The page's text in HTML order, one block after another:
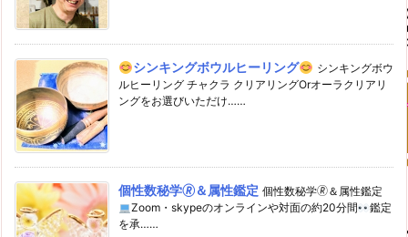
シンキングボウルヒーリング
シンキングボウ
ルヒーリング チャクラ クリアリングOrオーラクリアリ
ングをお選びいただけ……
個性数秘学🄬＆属性鑑定 個性数秘学🄬＆属性鑑定
Zoom・skypeのオンラインや対面の約20分間
鑑定
を承……